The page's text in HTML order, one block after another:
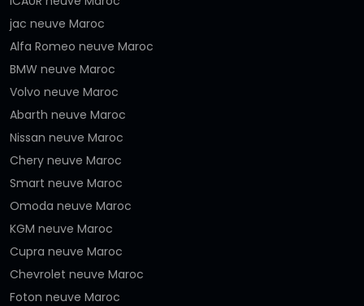
jac neuve Maroc
Alfa Romeo neuve Maroc
BMW neuve Maroc
Volvo neuve Maroc
Abarth neuve Maroc
Nissan neuve Maroc
Chery neuve Maroc
Smart neuve Maroc
Omoda neuve Maroc
KGM neuve Maroc
Cupra neuve Maroc
Chevrolet neuve Maroc
Foton neuve Maroc